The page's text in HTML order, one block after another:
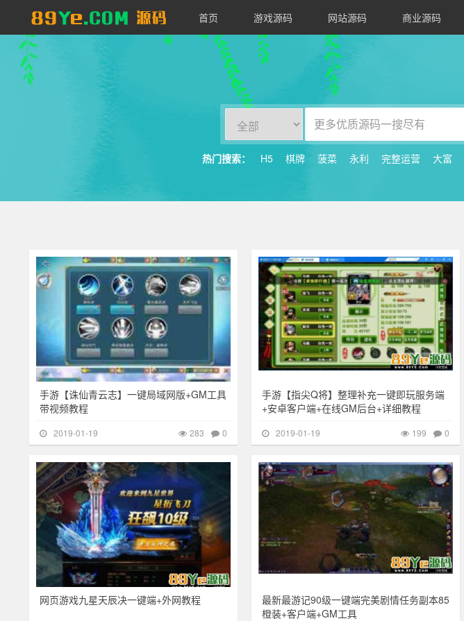
89YE
源
首页 游戏源码 网站源码 商业源码
热门搜索： H5 棋牌 菠菜 永利 完整运营 大富
手游【诛仙青云志】一键局域网版+GM工具
带视频教程
2019-01-19 0
283
手游【指尖Q将】整理补充一键即玩服务端
+安卓客户端+在线GM后台+详细教程
2019-01-19 0
199
网页游戏九星天辰决一键端+外网教程
其他游戏 257
最新最游记90级一键端完美剧情任务副本85
橙装+客户端+GM工具
其他游戏 208